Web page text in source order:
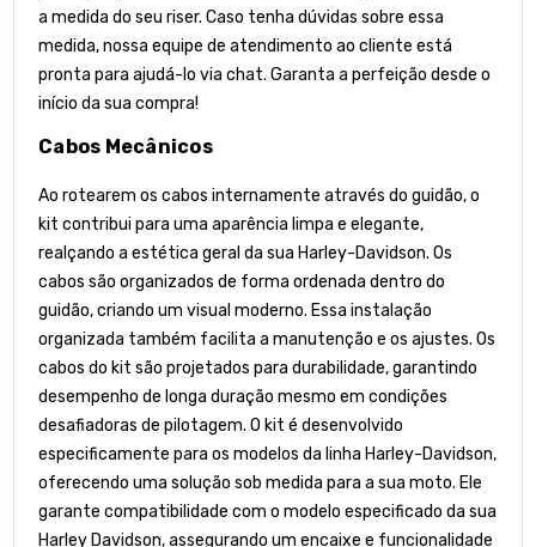
a medida do seu riser. Caso tenha dúvidas sobre essa
medida, nossa equipe de atendimento ao cliente está
pronta para ajudá-lo via chat. Garanta a perfeição desde o
início da sua compra!
Cabos Mecânicos
Ao rotearem os cabos internamente através do guidão, o
kit contribui para uma aparência limpa e elegante,
realçando a estética geral da sua Harley-Davidson. Os
cabos são organizados de forma ordenada dentro do
guidão, criando um visual moderno. Essa instalação
organizada também facilita a manutenção e os ajustes. Os
cabos do kit são projetados para durabilidade, garantindo
desempenho de longa duração mesmo em condições
desafiadoras de pilotagem. O kit é desenvolvido
especificamente para os modelos da linha Harley-Davidson,
oferecendo uma solução sob medida para a sua moto. Ele
garante compatibilidade com o modelo especificado da sua
Harley Davidson, assegurando um encaixe e funcionalidade